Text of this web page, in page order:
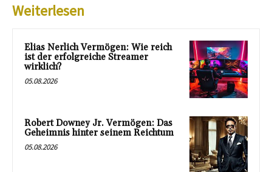
Weiterlesen
Elias Nerlich Vermögen: Wie reich
ist der erfolgreiche Streamer
wirklich?
05.08.2026
Robert Downey Jr. Vermögen: Das
Geheimnis hinter seinem Reichtum
05.08.2026